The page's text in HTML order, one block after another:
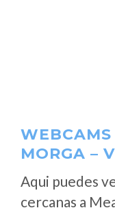
MORGA –
Aqui puedes
cercanas a